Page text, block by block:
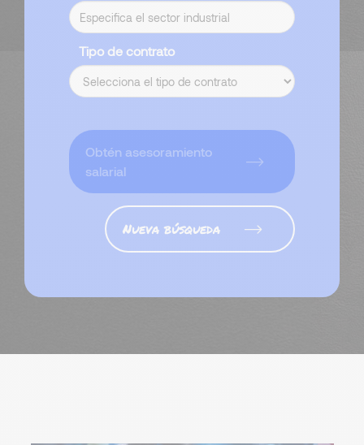
Tipo de contrato
Obtén asesoramiento
salarial
Nueva búsqueda